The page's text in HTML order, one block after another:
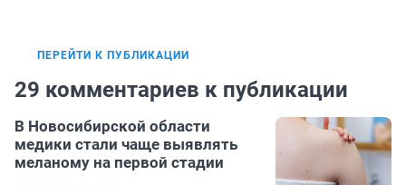
ПЕРЕЙТИ К ПУБЛИКАЦИИ
29 комментариев к публикации
В Новосибирской области
медики стали чаще выявлять
меланому на первой стадии